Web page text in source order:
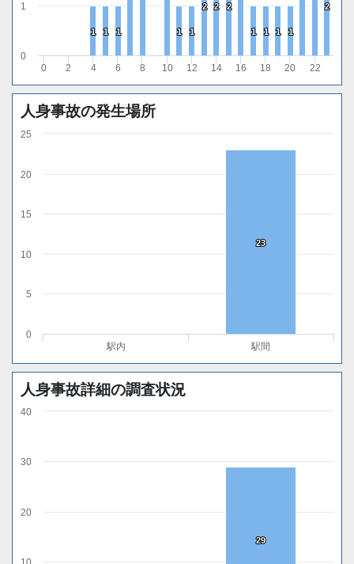
1
1 1
1 1
1 1
1 1
1
2
2 2
2 2
2
1
1 1
1 1
1 1
1
2
2
0 2 4 6 8 10 12 14 16 18 20 22
0
1
人身事故の発生場所
23
23
駅内 駅間
0
5
10
15
20
25
人身事故詳細の調査状況
29
29
20
30
40